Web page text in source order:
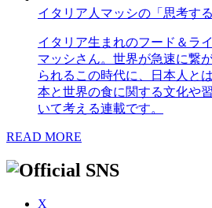
イタリア人マッシの「思考する
イタリア生まれのフード＆ラ
マッシさん。世界が急速に繋
られるこの時代に、日本人と
本と世界の食に関する文化や
いて考える連載です。
READ MORE
X